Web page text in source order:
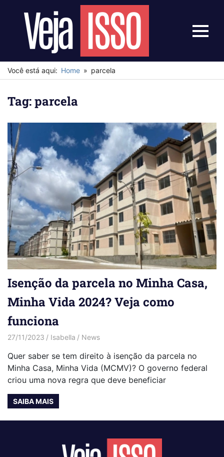
content
Veja
Isso
Menu
Você está aqui: Home parcela
Tag:parcela
Isenção da parcela no Minha Casa,
Minha Vida 2024? Veja como
funciona
27/11/2023 Isabella News
Quer saber se tem direito à isenção da parcela no
Minha Casa, Minha Vida (MCMV)? O governo federal
criou uma nova regra que deve beneficiar
SAIBA MAIS